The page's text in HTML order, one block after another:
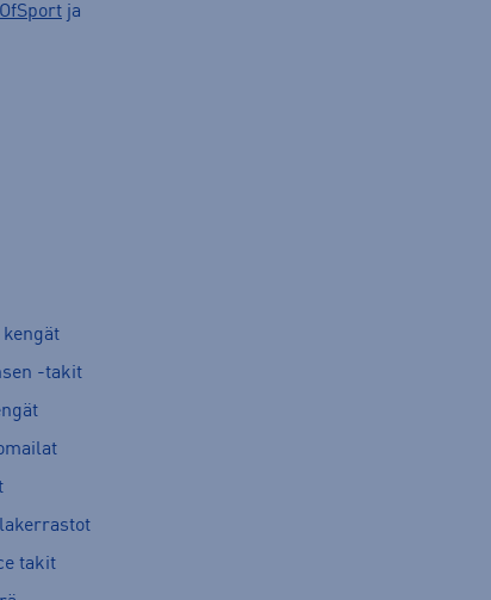
ja
kengät
-takit
takit